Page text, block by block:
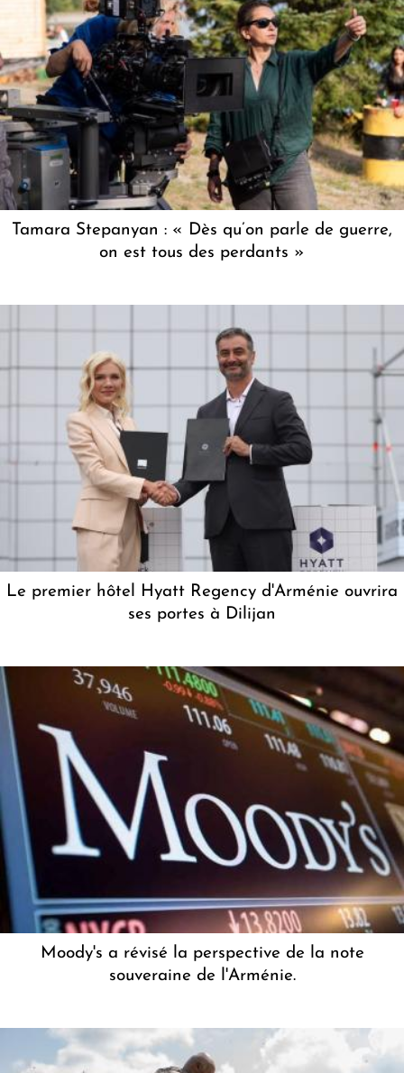
Tamara Stepanyan : « Dès qu’on parle de guerre,
on est tous des perdants »
Le premier hôtel Hyatt Regency d'Arménie ouvrira
ses portes à Dilijan
Moody's a révisé la perspective de la note
souveraine de l'Arménie.